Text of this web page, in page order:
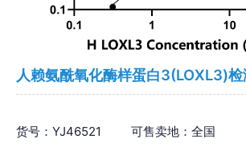
人赖氨酰氧化酶样蛋白3(LOXL3)
货号：YJ46521 可售卖地：全国